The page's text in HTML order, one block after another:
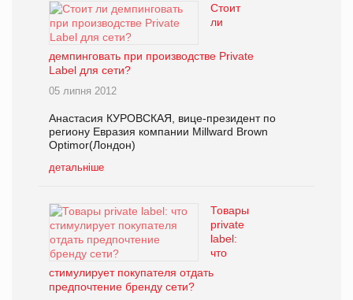
Стоит
ли
демпинговать при производстве Private
Label для сети?
05 липня 2012
Анастасия КУРОВСКАЯ, вице-президент по
региону Евразия компании Millward Brown
Optimor(Лондон)
детальніше
Товары
private
label:
что
стимулирует покупателя отдать
предпочтение бренду сети?